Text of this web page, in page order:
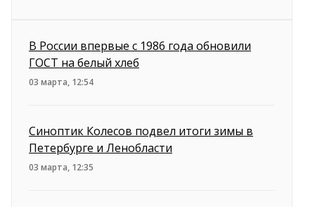
В России впервые с 1986 года обновили
ГОСТ на белый хлеб
03 марта, 12:54
Синоптик Колесов подвел итоги зимы в
Петербурге и Ленобласти
03 марта, 12:35